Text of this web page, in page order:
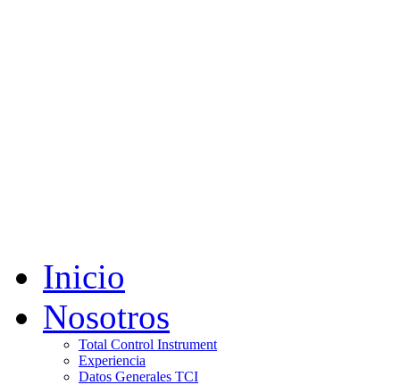
Inicio
Nosotros
Total Control Instrument
Experiencia
Datos Generales TCI